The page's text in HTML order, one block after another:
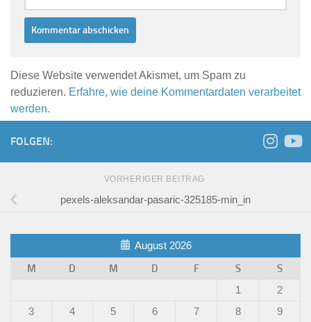
Diese Website verwendet Akismet, um Spam zu
reduzieren. Erfahre, wie deine Kommentardaten verarbeitet
werden.
FOLGEN:
VORHERIGER BEITRAG
pexels-aleksandar-pasaric-325185-min_in
August 2026
M D M D F S S
1
2
3
4 5 6 7 8
9